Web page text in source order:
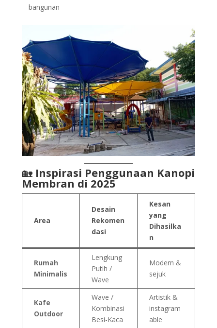
bangunan
🏡 Inspirasi Penggunaan Kanopi
Membran di 2025
Area
Desain
Rekomen
dasi
Kesan
yang
Dihasilka
n
Rumah
Minimalis
Lengkung
Putih /
Wave
Modern &
sejuk
Kafe
Outdoor
Wave /
Kombinasi
Besi-Kaca
Artistik &
instagram
able